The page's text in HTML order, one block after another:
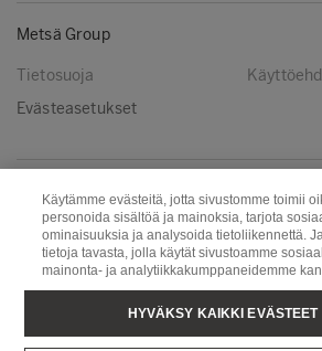
Metsä Group
Tietosuoja
Evästeasetukset
Seuraa meitä
LinkedIn Youtube
Metsä
Metsä Forest
Metsä
Käytämme evästeitä, jotta sivustomme toimii
personoida sisältöä ja mainoksia, tarjota
ominaisuuksia ja analysoida tietoliikennettä.
tietoja tavasta, jolla käytät sivustoamme
mainonta- ja analytiikkakumppaneidemme
HYVÄKSY KAIKKI EVÄSTEET